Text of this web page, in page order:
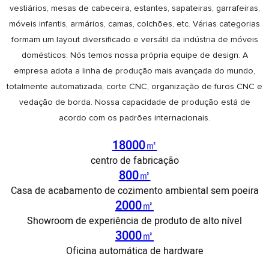
vestiários, mesas de cabeceira, estantes, sapateiras, garrafeiras,
móveis infantis, armários, camas, colchões, etc. Várias categorias
formam um layout diversificado e versátil da indústria de móveis
domésticos. Nós temos nossa própria equipe de design. A
empresa adota a linha de produção mais avançada do mundo,
totalmente automatizada, corte CNC, organização de furos CNC e
vedação de borda. Nossa capacidade de produção está de
acordo com os padrões internacionais.
18000㎡
centro de fabricação
800㎡
Casa de acabamento de cozimento ambiental sem poeira
2000㎡
Showroom de experiência de produto de alto nível
3000㎡
Oficina automática de hardware